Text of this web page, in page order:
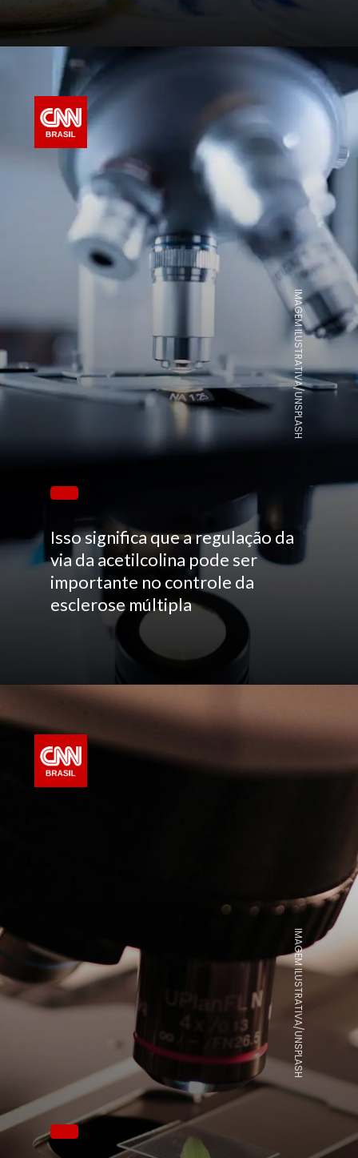
Isso significa que a regulação da
via da acetilcolina pode ser
importante no controle da
esclerose múltipla
IMAGEM ILUSTRATIVA/UNSPLASH
IMAGEM ILUSTRATIVA/UNSPLASH